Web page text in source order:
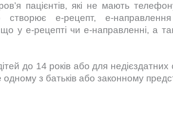
пацієнтів, які не мають
створює е-рецепт, е-
у е-рецепті чи е-направленні, а
до 14 років або для недієздатних
з батьків або законному